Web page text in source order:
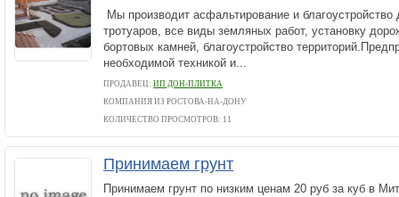
Мы производит асфальтирование и благоустройство
тротуаров, все виды земляных работ, установку
бортовых камней, благоустройство
необходимой техникой и...
ПРОДАВЕЦ: ИП ДОН-ПЛИТКА
КОМПАНИЯ ИЗ РОСТОВА-НА-ДОНУ
КОЛИЧЕСТВО ПРОСМОТРОВ: 11
Принимаем грунт
Принимаем грунт по низким ценам 20 руб за куб в